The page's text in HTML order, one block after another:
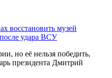
восстановить музей
удара ВСУ
но её нельзя победить,
президента Дмитрий